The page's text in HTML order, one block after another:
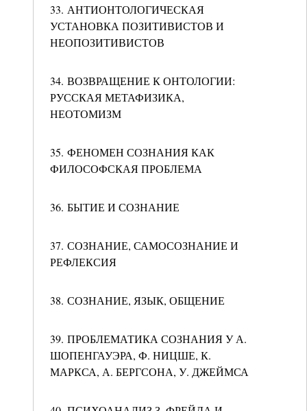
33. АНТИОНТОЛОГИЧЕСКАЯ
УСТАНОВКА ПОЗИТИВИСТОВ И
НЕОПОЗИТИВИСТОВ
34. ВОЗВРАЩЕНИЕ К ОНТОЛОГИИ:
РУССКАЯ МЕТАФИЗИКА,
НЕОТОМИЗМ
35. ФЕНОМЕН СОЗНАНИЯ КАК
ФИЛОСОФСКАЯ ПРОБЛЕМА
36. БЫТИЕ И СОЗНАНИЕ
37. СОЗНАНИЕ, САМОСОЗНАНИЕ И
РЕФЛЕКСИЯ
38. СОЗНАНИЕ, ЯЗЫК, ОБЩЕНИЕ
39. ПРОБЛЕМАТИКА СОЗНАНИЯ У А.
ШОПЕНГАУЭРА, Ф. НИЦШЕ, К.
МАРКСА, А. БЕРГСОНА, У. ДЖЕЙМСА